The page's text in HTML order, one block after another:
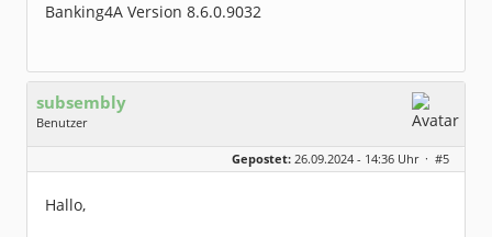
Banking4A Version 8.6.0.9032
subsembly
Benutzer
Geschlecht:
keine Angabe
Homepage:
subsembly.com/
Dabei seit:
Gepostet: 26.09.2024 - 14:36 Uhr · #5
Hallo,